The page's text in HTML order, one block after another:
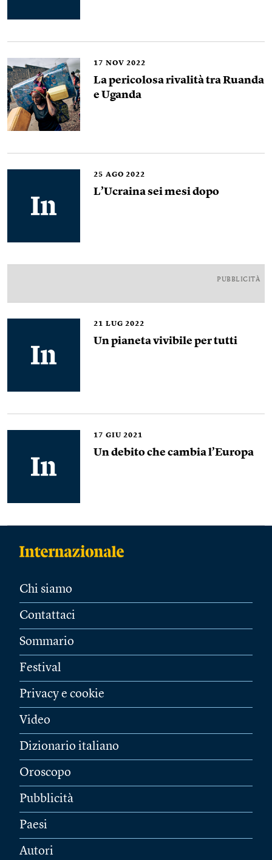
17 NOV 2022
La pericolosa rivalità tra Ruanda
e Uganda
25 AGO 2022
L’Ucraina sei mesi dopo
PUBBLICITÀ
21 LUG 2022
Un pianeta vivibile per tutti
17 GIU 2021
Un debito che cambia l’Europa
Chi siamo
Contattaci
Sommario
Festival
Privacy e cookie
Video
Dizionario italiano
Oroscopo
Pubblicità
Paesi
Autori